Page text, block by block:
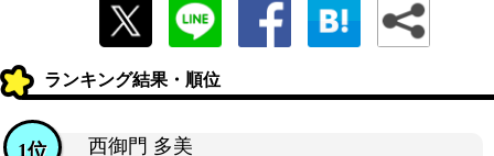
ランキング結果・順位
西御門 多美
1位